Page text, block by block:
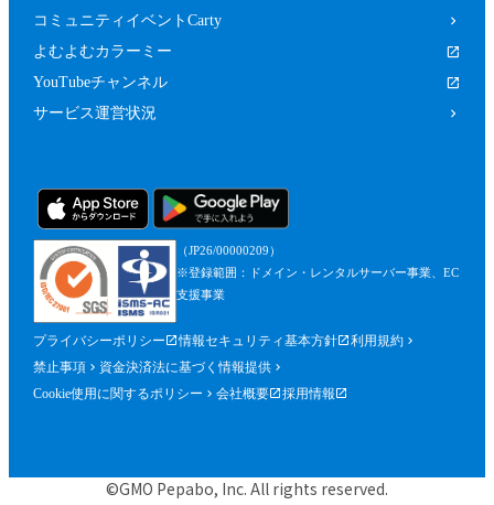
ている方又は違反するおそれがあると当
社が判断した方
前２項のため、当社は、参加者（参加の申
し込みをした者を含みます。）に対し、当
確認するための情報（法定代理人の連絡先
を含みます。）が確認できるものを含むが
これに限られません。）の提出を求めるこ
とができるものとし、参加者はこれに従う
ものとします。
第５条（参加申込）
参加申込は、当社が提供する申込専用ペー
当社は、前項に基づく参加申込について承
コミュニティイベントCarty
よむよむカラーミー
YouTubeチャンネル
サービス運営状況
（JP26/00000209）
※登録範囲：ドメイン・レンタルサーバー事業、EC
支援事業
プライバシーポリシー 情報セキュリティ基本方針
利用規約
禁止事項
資金決済法に基づく情報提供
Cookie使用に関するポリシー
会社概要 採用情報
©GMO Pepabo, Inc. All rights reserved.